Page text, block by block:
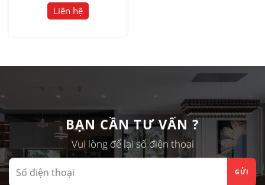
Liên hệ
BẠN CẦN TƯ VẤN ?
Vui lòng để lại số điện thoại